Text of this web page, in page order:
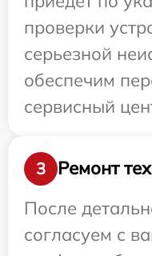
проверки
серьезной
обеспечим
сервисный
3
Ремонт
После
согласуем с